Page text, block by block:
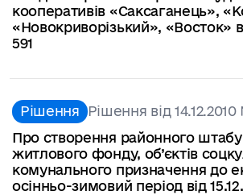
кооперативів «Саксаганець»,
«Новокриворізький», «Восток»
591
Рішення Рішення від
Про створення районного штабу
житлового фонду, об’єктів
комунального призначення до
осінньо-зимовий період від